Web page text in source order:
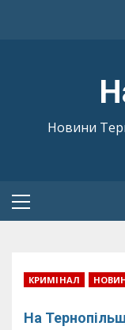
Новини
Primary
КРИМІНАЛ
На